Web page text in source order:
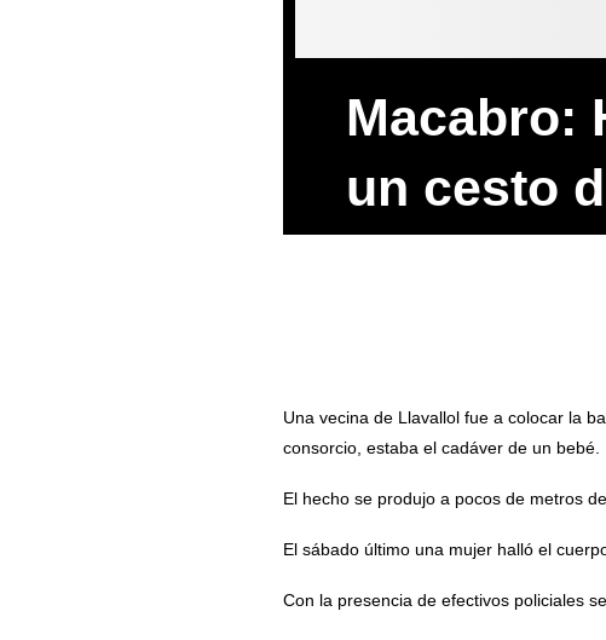
Macabro:
un cesto
Una vecina de Llavallol fue a colocar la
consorcio, estaba el cadáver de un bebé.
El hecho se produjo a pocos de metros
El sábado último una mujer halló el
Con la presencia de efectivos policiales